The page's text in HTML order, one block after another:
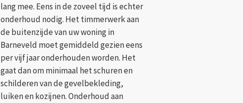
lang mee. Eens in de zoveel tijd is echter
onderhoud nodig. Het timmerwerk aan
de buitenzijde van uw woning in
Barneveld moet gemiddeld gezien eens
per vijf jaar onderhouden worden. Het
gaat dan om minimaal het schuren en
schilderen van de gevelbekleding,
luiken en kozijnen. Onderhoud aan